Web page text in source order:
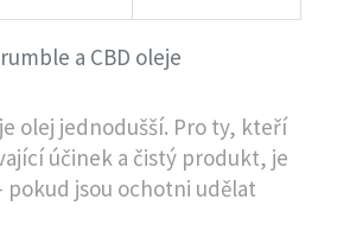
a CBD oleje
olej jednodušší. Pro ty, kteří
účinek a čistý produkt, je
jsou ochotni udělat